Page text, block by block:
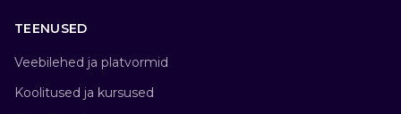
TEENUSED
Veebilehed ja platvormid
Koolitused ja kursused